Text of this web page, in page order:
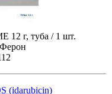
12 г, туба / 1 шт.
(idarubicin)